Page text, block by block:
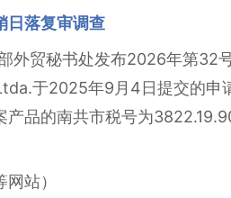
日落复审调查
外贸秘书处发布2026年第32
于2025年9月4日提交的申
产品的南共市税号为
站）